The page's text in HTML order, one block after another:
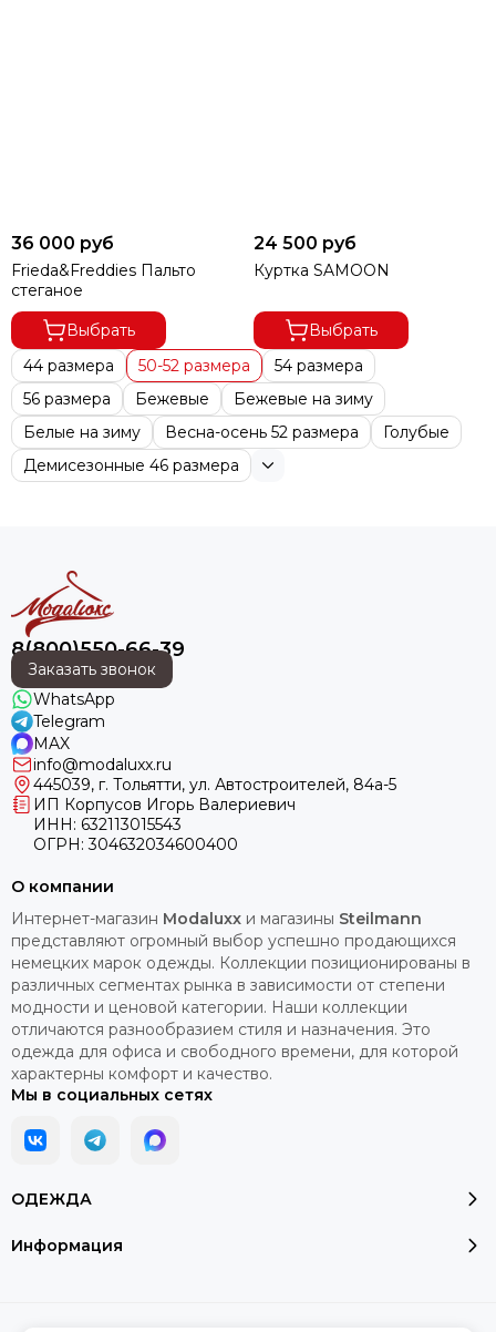
36 000 руб
Frieda&Freddies Пальто
стеганое
Выбрать
24 500 руб
Куртка SAMOON
Выбрать
44 размера
50-52 размера
54 размера
56 размера
Бежевые
Бежевые на зиму
Белые на зиму
Весна-осень 52 размера
Голубые
Демисезонные 46 размера
8(800)550-66-39
Заказать звонок
WhatsApp
Telegram
MAX
info@modaluxx.ru
445039, г. Тольятти, ул. Автостроителей, 84а-5
ИП Корпусов Игорь Валериевич
ИНН: 632113015543
ОГРН: 304632034600400
ОДЕЖДА
Информация
О компании
Интернет-магазин Modaluxx и магазины Steilmann
представляют огромный выбор успешно продающихся
немецких марок одежды. Коллекции позиционированы в
различных сегментах рынка в зависимости от степени
модности и ценовой категории. Наши коллекции
отличаются разнообразием стиля и назначения. Это
одежда для офиса и свободного времени, для которой
характерны комфорт и качество.
Мы в социальных сетях